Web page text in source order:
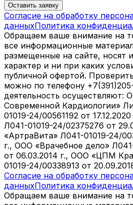
Оставить заявку
Согласие на обработку
данныхПолитика
Обращаем ваше внимание на
все информационные
размещенные на сайте, носят
характер и ни при каких
публичной офертой.
можно по телефону
деятельность осуществляют:
Современной Кардиологии»
01019-24/00561192 от
Л041-01019-24/02375276 от
«АртраВита» Л041-01019-24/
г., ООО «Врачебное дело»
от 06.03.2014 г., ООО «ЦПМ
01019-24/00338913 от
Согласие на обработку
данныхПолитика
Обращаем ваше внимание на